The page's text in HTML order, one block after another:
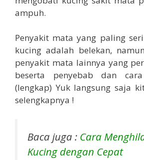
ampuh.
Penyakit mata yang paling
kucing adalah belekan,
penyakit mata lainnya yang
beserta penyebab dan cara
(lengkap) Yuk langsung saja
selengkapnya !
Baca juga : Cara
Kucing dengan Cepat